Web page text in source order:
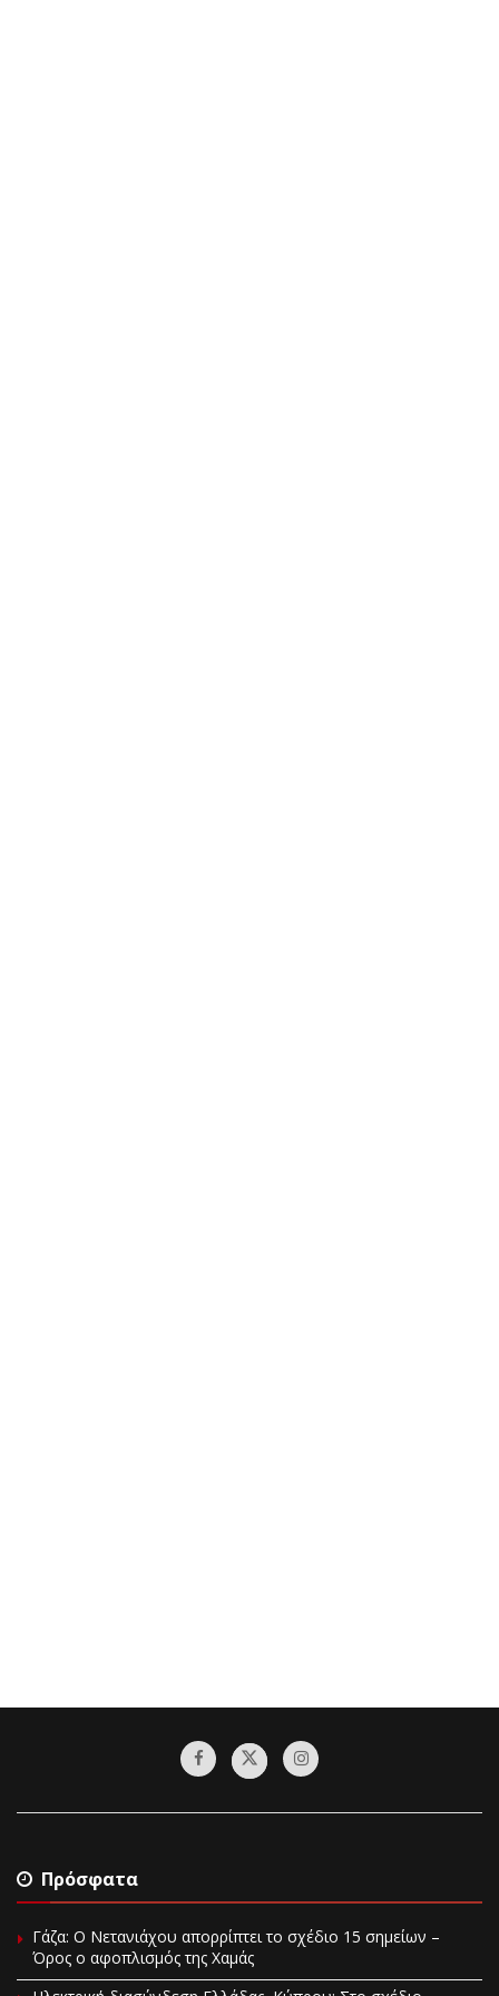
Πρόσφατα
Γάζα: Ο Νετανιάχου απορρίπτει το σχέδιο 15 σημείων –
Όρος ο αφοπλισμός της Χαμάς